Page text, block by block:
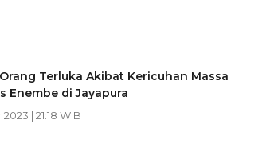
Terluka Akibat Kericuhan Massa
Enembe di Jayapura
| 21:18 WIB